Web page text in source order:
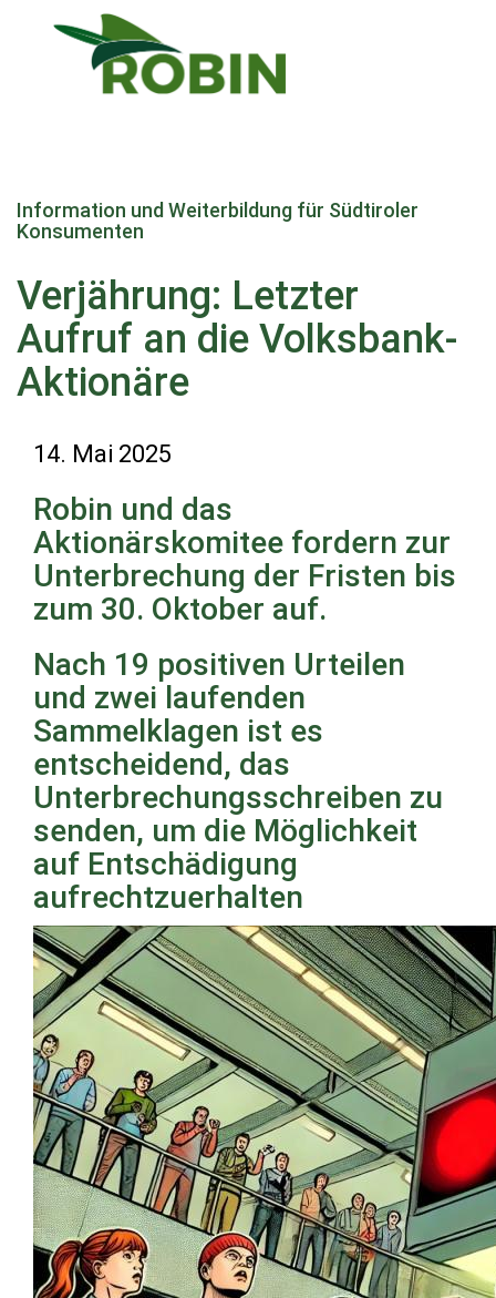
zum
Inhalt
Information und Weiterbildung für Südtiroler
Konsumenten
Verjährung: Letzter
Aufruf an die Volksbank-
Aktionäre
14. Mai 2025
Robin und das
Aktionärskomitee fordern zur
Unterbrechung der Fristen bis
zum 30. Oktober auf.
Nach 19 positiven Urteilen
und zwei laufenden
Sammelklagen ist es
entscheidend, das
Unterbrechungsschreiben zu
senden, um die Möglichkeit
auf Entschädigung
aufrechtzuerhalten